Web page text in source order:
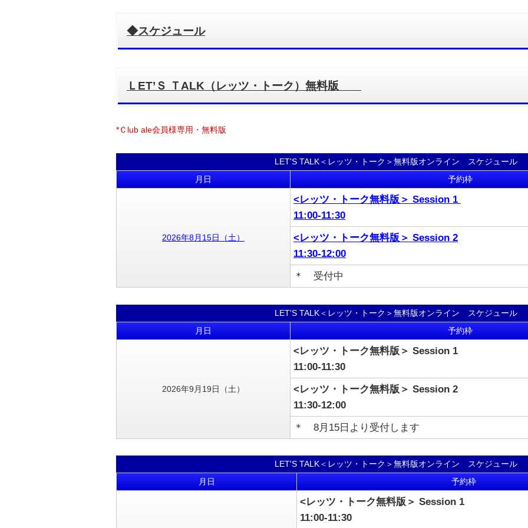
◆スケジュール
ＬET’Ｓ ＴALK（レッツ・トーク）無料版
*Ｃlub ale会員様専用・無料版
LET'S TALK＜レッツ・トーク＞無料版オンライン スケジュール
月日
予約枠
2026年8月15日（土）
<レッツ・トーク無料版＞ Session 1
11:00-11:30
<レッツ・トーク無料版＞ Session 2
11:30-12:00
＊ 受付中
LET'S TALK＜レッツ・トーク＞無料版オンライン スケジュール
月日
予約枠
2026年9月19日（土）
<レッツ・トーク無料版＞ Session 1
11:00-11:30
<レッツ・トーク無料版＞ Session 2
11:30-12:00
＊ 8月15日より受付します
LET'S TALK＜レッツ・トーク＞無料版オンライン スケジュール
月日
予約枠
<レッツ・トーク無料版＞ Session 1
11:00-11:30